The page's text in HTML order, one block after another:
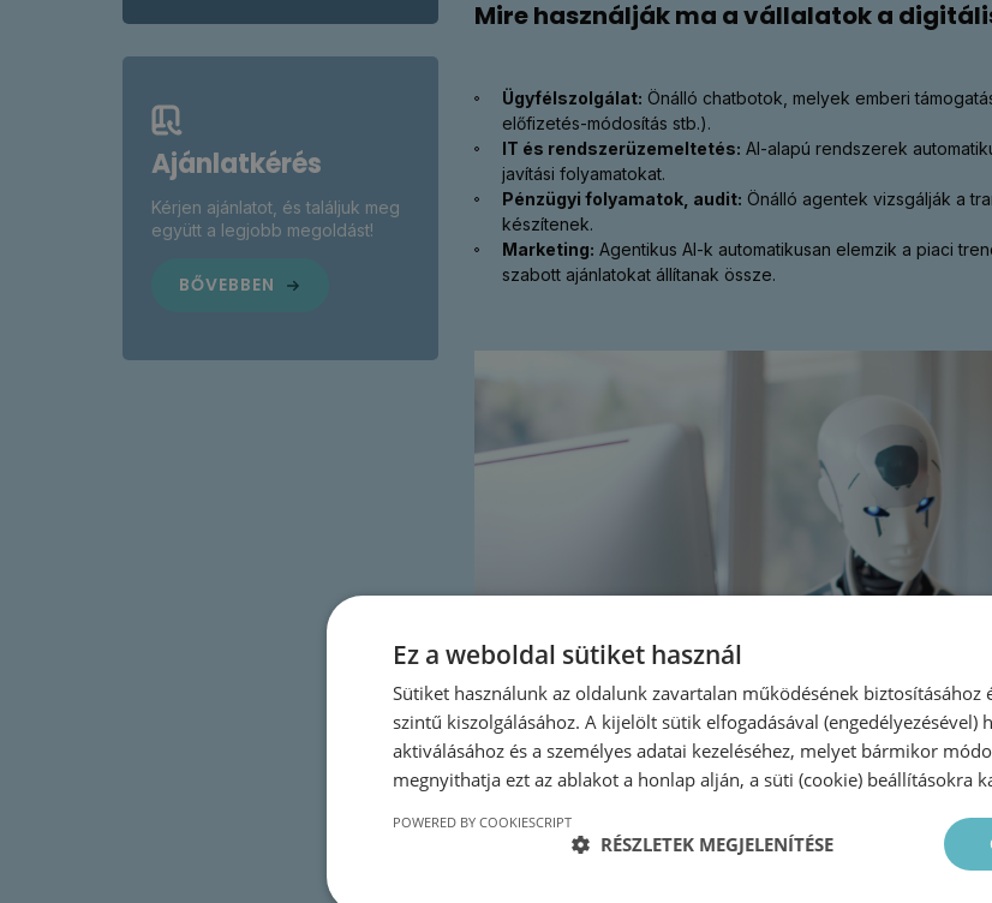
Ajánlatkérés
Kérjen ajánlatot, és találjuk meg
együtt a legjobb megoldást!
BŐVEBBEN
Mire használják ma a vállalatok a
Ügyfélszolgálat: Önálló chatbotok, melyek emberi
előfizetés-módosítás stb.).
IT és rendszerüzemeltetés: AI-alapú rendszerek
javítási folyamatokat.
Pénzügyi folyamatok, audit: Önálló agentek vizsgálják a
készítenek.
Marketing: Agentikus AI-k automatikusan elemzik a piaci
szabott ajánlatokat állítanak össze.
Ez a weboldal sütiket használ
Sütiket használunk az oldalunk zavartalan működésének biztosításához
szintű kiszolgálásához. A kijelölt sütik elfogadásával (engedélyezésével)
aktiválásához és a személyes adatai kezeléséhez, melyet bármikor
megnyithatja ezt az ablakot a honlap alján, a süti (cookie) beállításokra
RÉSZLETEK MEGJELENÍTÉSE
POWERED BY COOKIESCRIPT